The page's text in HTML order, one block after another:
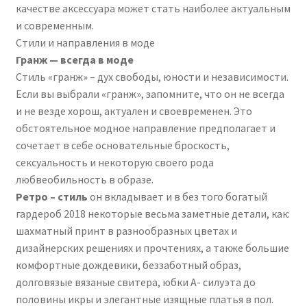
качестве аксессуара может стать наиболее актуальным
и современным.
Стили и направления в моде
Гранж — всегда в моде
Стиль «гранж» – дух свободы, юности и независимости.
Если вы выбрали «гранж», запомните, что он не всегда
и не везде хорош, актуален и своевременен. Это
обстоятельное модное направление предполагает и
сочетает в себе основательные броскость,
сексуальность и некоторую своего рода
любвеобильность в образе.
Ретро – стиль он вкладывает и в без того богатый
гардероб 2018 некоторые весьма заметные детали, как:
шахматный принт в разнообразных цветах и
дизайнерских решениях и прочтениях, а также большие
комфортные дождевики, беззаботный образ,
долговязые вязаные свитера, юбки А- силуэта до
половины икры и элегантные изящные платья в пол.